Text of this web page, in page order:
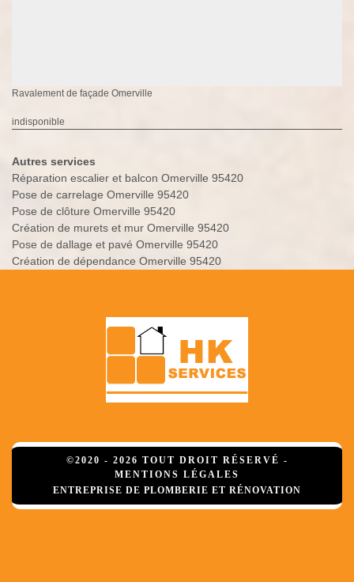
Ravalement de façade Omerville
indisponible
Autres services
Réparation escalier et balcon Omerville 95420
Pose de carrelage Omerville 95420
Pose de clôture Omerville 95420
Création de murets et mur Omerville 95420
Pose de dallage et pavé Omerville 95420
Création de dépendance Omerville 95420
©2020 - 2026 TOUT DROIT RÉSERVÉ -
MENTIONS LÉGALES
ENTREPRISE DE PLOMBERIE ET RÉNOVATION